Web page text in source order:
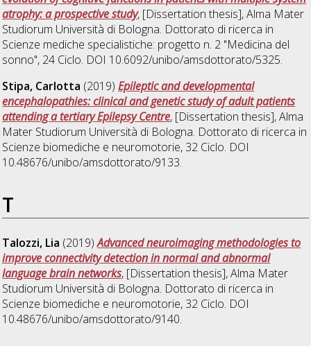
atrophy: a prospective study, [Dissertation thesis], Alma Mater
Studiorum Università di Bologna. Dottorato di ricerca in
Scienze mediche specialistiche: progetto n. 2 "Medicina del
sonno", 24 Ciclo. DOI 10.6092/unibo/amsdottorato/5325.
Stipa, Carlotta (2019)Epileptic and developmental
encephalopathies: clinical and genetic study of adult patients
attending a tertiary Epilepsy Centre, [Dissertation thesis], Alma
Mater Studiorum Università di Bologna. Dottorato di ricerca in
Scienze biomediche e neuromotorie, 32 Ciclo. DOI
10.48676/unibo/amsdottorato/9133.
T
Talozzi, Lia (2019)Advanced neuroimaging methodologies to
improve connectivity detection in normal and abnormal
language brain networks, [Dissertation thesis], Alma Mater
Studiorum Università di Bologna. Dottorato di ricerca in
Scienze biomediche e neuromotorie, 32 Ciclo. DOI
10.48676/unibo/amsdottorato/9140.